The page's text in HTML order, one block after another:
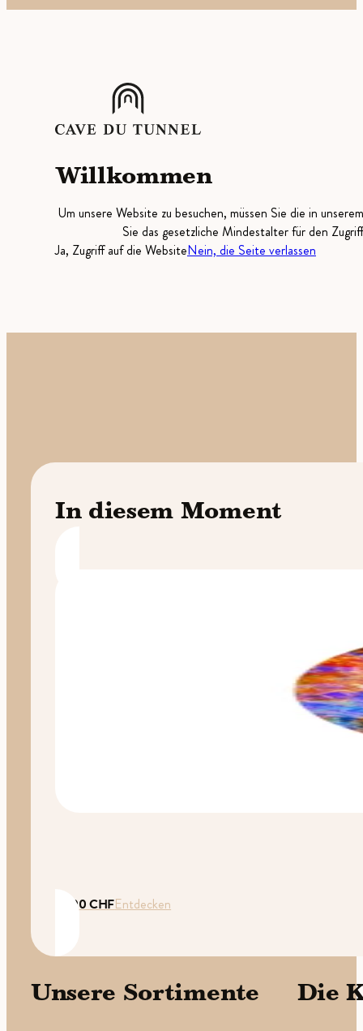
Willkommen
Um unsere Website zu besuchen, müssen Sie die in
Sie das gesetzliche Mindestalter für den
Ja, Zugriff auf die WebsiteNein, die Seite verlassen
In diesem Moment
35.00CHFEntdecken
Unsere Sortimente Die